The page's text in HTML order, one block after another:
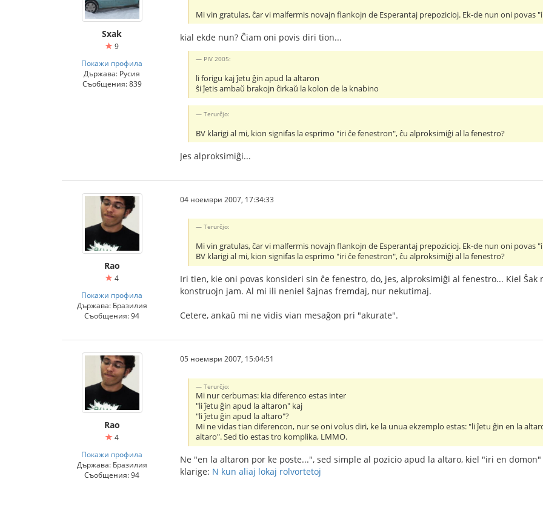
Sxak
9
Покажи профила
Държава: Русия
Съобщения: 839
Mi vin gratulas, ĉar vi malfermis novajn flankojn de Esperantaj prepozicioj. Ek-de nun oni
kial ekde nun? Ĉiam oni povis diri tion...
PIV 2005:
li forigu kaj ĵetu ĝin apud la altaron
ŝi ĵetis ambaŭ brakojn ĉirkaŭ la kolon de la knabino
Terurĉjo:
BV klarigi al mi, kion signifas la esprimo "iri ĉe fenestron", ĉu alproksimiĝi al la fenestro?
Jes alproksimiĝi...
Rao
4
Покажи профила
Държава: Бразилия
Съобщения: 94
04 ноември 2007, 17:34:33
Terurĉjo:
Mi vin gratulas, ĉar vi malfermis novajn flankojn de Esperantaj prepozicioj. Ek-de nun oni
BV klarigi al mi, kion signifas la esprimo "iri ĉe fenestron", ĉu alproksimiĝi al la fenestro?
Iri tien, kie oni povas konsideri sin ĉe fenestro, do, jes, alproksimiĝi al fenestro... Kiel
konstruojn jam. Al mi ili neniel ŝajnas fremdaj, nur nekutimaj.
Cetere, ankaŭ mi ne vidis vian mesaĝon pri "akurate".
Rao
4
Покажи профила
Държава: Бразилия
Съобщения: 94
05 ноември 2007, 15:04:51
Terurĉjo:
Mi nur cerbumas: kia diferenco estas inter
"li ĵetu ĝin apud la altaron" kaj
"li ĵetu ĝin apud la altaro"?
Mi ne vidas tian diferencon, nur se oni volus diri, ke la unua ekzemplo estas: "li ĵetu ĝin en la
altaro". Sed tio estas tro komplika, LMMO.
Ne "en la altaron por ke poste...", sed simple al pozicio apud la altaro, kiel "iri en
klarige: N kun aliaj lokaj rolvortetoj